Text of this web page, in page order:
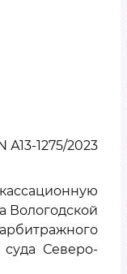
А13-1275/2023
Вологодской
суда Северо-